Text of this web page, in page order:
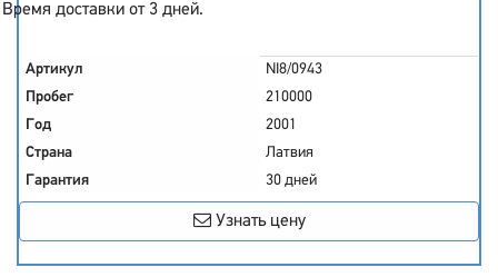
Время доставки от 3 дней.
Артикул
NI8/0943
Пробег
210000
Год
2001
Страна
Латвия
Гарантия
30 дней
Узнать цену